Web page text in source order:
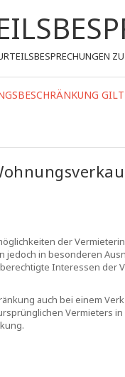
der
jedoch in besonderen
Interessen der
auch bei einem
Vermieters